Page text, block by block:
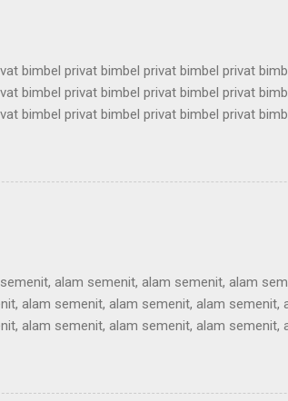
bimbel utbk, bimbel utbk, bimbel...
bimbel privat bimbel privat bimbel privat
bimbel privat bimbel privat bimbel privat
bimbel privat bimbel privat bimbel privat
bimbel privat bimbel privat bimbel privat
bimbel privat bimbel privat bimbel privat
bimbel privat bimbel privat bimbel privat
alam semenit, alam semenit, alam
alam semenit, alam semenit, alam semenit,
alam semenit, alam semenit, alam semenit,
alam semenit, alam semenit, alam semenit,
alam semenit, alam semenit, alam semenit,